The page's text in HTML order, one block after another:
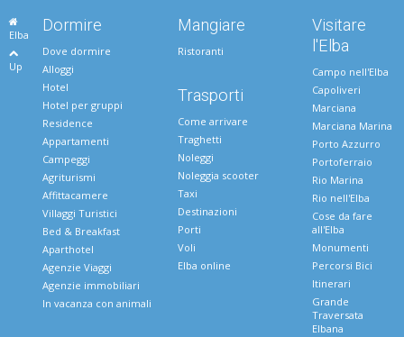
Elba
Up
Dormire
Dove dormire
Alloggi
Hotel
Hotel per gruppi
Residence
Appartamenti
Campeggi
Agriturismi
Affittacamere
Villaggi Turistici
Bed & Breakfast
Aparthotel
Agenzie Viaggi
Agenzie immobiliari
In vacanza con animali
Mangiare
Ristoranti
Trasporti
Come arrivare
Traghetti
Noleggi
Noleggia scooter
Taxi
Destinazioni
Porti
Voli
Elba online
Visitare
l'Elba
Campo nell'Elba
Capoliveri
Marciana
Marciana Marina
Porto Azzurro
Portoferraio
Rio Marina
Rio nell'Elba
Cose da fare
all'Elba
Monumenti
Percorsi Bici
Itinerari
Grande
Traversata
Elbana